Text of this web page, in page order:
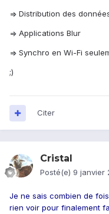
=> Distribution des
=> Applications Blur
=> Synchro en Wi-Fi
;)
Citer
Cristal
Posté(e) 9 janvier
Je ne sais combien de
rien voir pour finalement